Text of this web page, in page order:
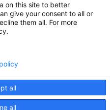
on this site to better
give your consent to all or
them all. For more
all
all